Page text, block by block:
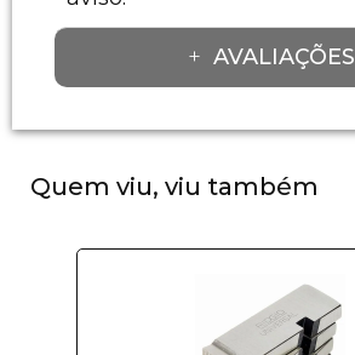
AVALIAÇÕES
Quem viu, viu também